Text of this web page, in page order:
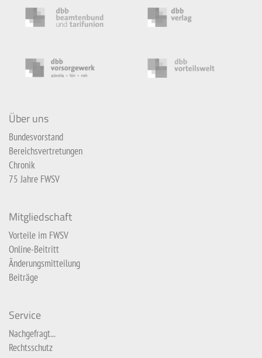
Über uns
Bundesvorstand
Bereichsvertretungen
Chronik
75 Jahre FWSV
Mitgliedschaft
Vorteile im FWSV
Online-Beitritt
Änderungsmitteilung
Beiträge
Service
Nachgefragt...
Rechtsschutz